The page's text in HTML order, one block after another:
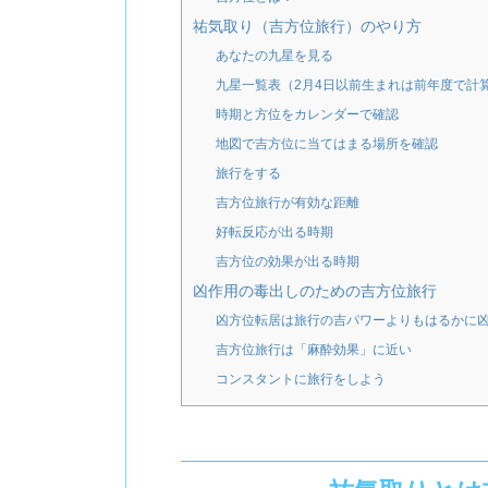
祐気取り（吉方位旅行）のやり方
あなたの九星を見る
九星一覧表（2月4日以前生まれは前年度で計算
時期と方位をカレンダーで確認
地図で吉方位に当てはまる場所を確認
旅行をする
吉方位旅行が有効な距離
好転反応が出る時期
吉方位の効果が出る時期
凶作用の毒出しのための吉方位旅行
凶方位転居は旅行の吉パワーよりもはるかに
吉方位旅行は「麻酔効果」に近い
コンスタントに旅行をしよう